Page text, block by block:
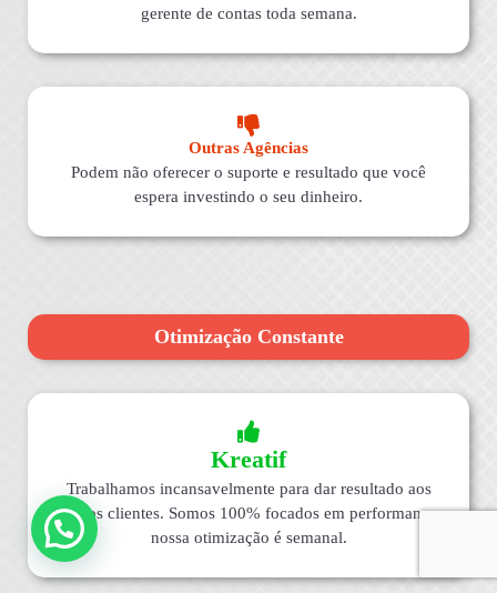
gerente de contas toda semana.
Outras Agências
Podem não oferecer o suporte e resultado que você
espera investindo o seu dinheiro.
Otimização Constante
Kreatif
Trabalhamos incansavelmente para dar resultado aos
nossos clientes. Somos 100% focados em performance,
nossa otimização é semanal.